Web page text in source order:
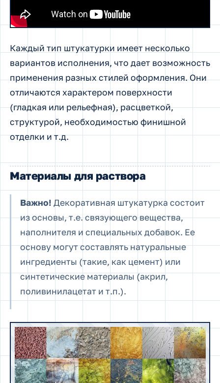
Каждый тип штукатурки имеет несколько
вариантов исполнения, что дает возможность
применения разных стилей оформления. Они
отличаются характером поверхности
(гладкая или рельефная), расцветкой,
структурой, необходимостью финишной
отделки и т.д.
Материалы для раствора
Важно! Декоративная штукатурка состоит
из основы, т.е. связующего вещества,
наполнителя и специальных добавок. Ее
основу могут составлять натуральные
ингредиенты (такие, как цемент) или
синтетические материалы (акрил,
поливинилацетат и т.п.).